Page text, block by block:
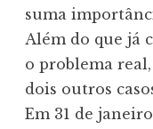
suma
Além do que já
o problema
dois outros
Em 31 de